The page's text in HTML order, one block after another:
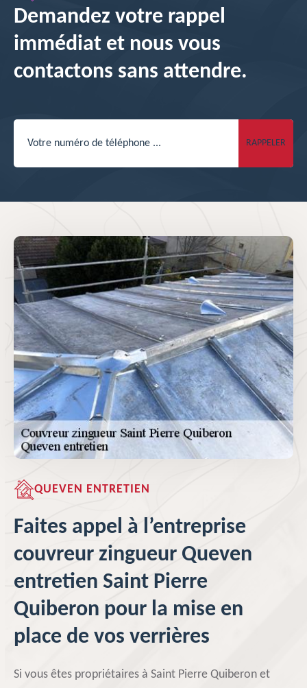
Demandez votre rappel
immédiat et nous vous
contactons sans attendre.
QUEVEN ENTRETIEN
Faites appel à l’entreprise
couvreur zingueur Queven
entretien Saint Pierre
Quiberon pour la mise en
place de vos verrières
Si vous êtes propriétaires à Saint Pierre Quiberon et